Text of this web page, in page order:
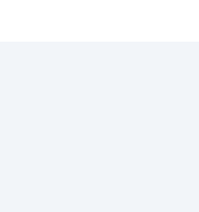
nach wie vor